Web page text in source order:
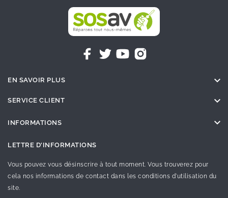
EN SAVOIR PLUS 
SERVICE CLIENT 
INFORMATIONS 
LETTRE D'INFORMATIONS
Vous pouvez vous désinscrire à tout moment. Vous trouverez pour
cela nos informations de contact dans les conditions d'utilisation du
site.